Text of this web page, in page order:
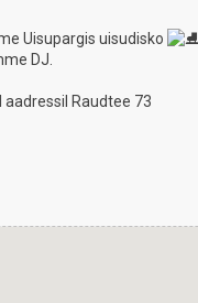
Uisupargis uisudisko
DJ.
Raudtee 73